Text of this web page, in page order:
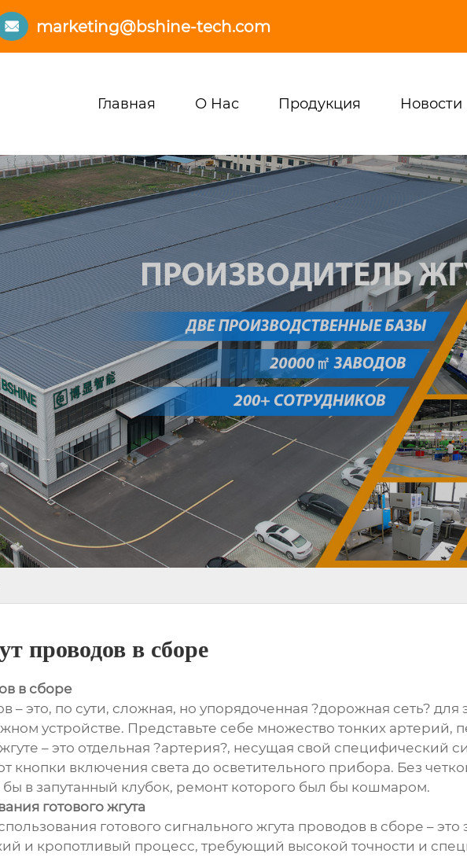
 marketing@bshine-tech.com
Главная О Нас Продукция Новости
проводов в сборе
в сборе
– это, по сути, сложная, но упорядоченная ?дорожная сеть?
устройстве. Представьте себе множество тонких
– это отдельная ?артерия?, несущая свой специфический
кнопки включения света до осветительного прибора. Без
в запутанный клубок, ремонт которого был бы кошмаром.
готового жгута
готового сигнального жгута проводов в сборе –
и кропотливый процесс, требующий высокой точности и